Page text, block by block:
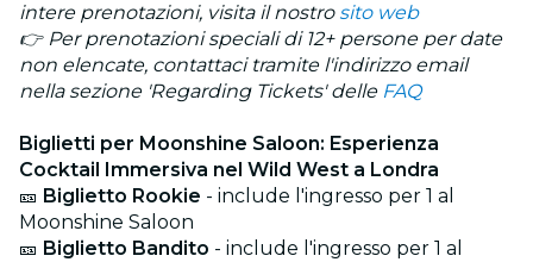
intere prenotazioni, visita il nostro sito web
👉 Per prenotazioni speciali di 12+ persone per date
non elencate, contattaci tramite l'indirizzo email
nella sezione 'Regarding Tickets' delle FAQ
Biglietti per Moonshine Saloon: Esperienza
Cocktail Immersiva nel Wild West a Londra
🎫 Biglietto Rookie - include l'ingresso per 1 al
Moonshine Saloon
🎫 Biglietto Bandito - include l'ingresso per 1 al